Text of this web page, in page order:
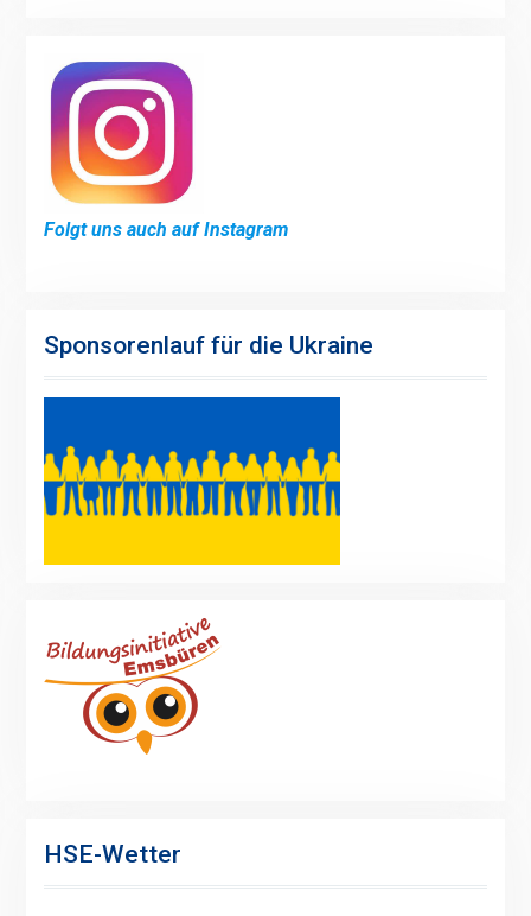
Folgt uns auch auf Instagram
Sponsorenlauf für die Ukraine
HSE-Wetter